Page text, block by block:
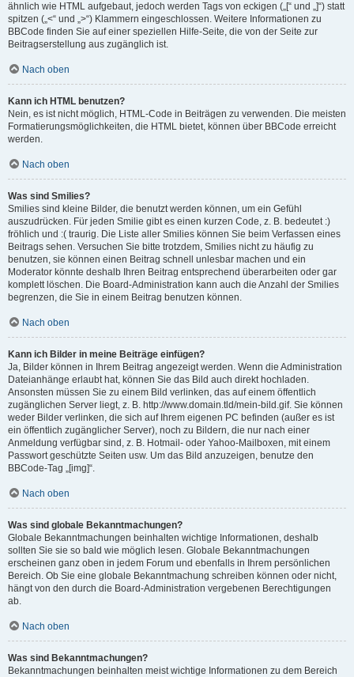
ähnlich wie HTML aufgebaut, jedoch werden Tags von eckigen („[“ und „]“) statt
spitzen („<“ und „>“) Klammern eingeschlossen. Weitere Informationen zu
BBCode finden Sie auf einer speziellen Hilfe-Seite, die von der Seite zur
Beitragserstellung aus zugänglich ist.
Nach oben
Kann ich HTML benutzen?
Nein, es ist nicht möglich, HTML-Code in Beiträgen zu verwenden. Die meisten
Formatierungsmöglichkeiten, die HTML bietet, können über BBCode erreicht
werden.
Nach oben
Was sind Smilies?
Smilies sind kleine Bilder, die benutzt werden können, um ein Gefühl
auszudrücken. Für jeden Smilie gibt es einen kurzen Code, z. B. bedeutet :)
fröhlich und :( traurig. Die Liste aller Smilies können Sie beim Verfassen eines
Beitrags sehen. Versuchen Sie bitte trotzdem, Smilies nicht zu häufig zu
benutzen, sie können einen Beitrag schnell unlesbar machen und ein
Moderator könnte deshalb Ihren Beitrag entsprechend überarbeiten oder gar
komplett löschen. Die Board-Administration kann auch die Anzahl der Smilies
begrenzen, die Sie in einem Beitrag benutzen können.
Nach oben
Kann ich Bilder in meine Beiträge einfügen?
Ja, Bilder können in Ihrem Beitrag angezeigt werden. Wenn die Administration
Dateianhänge erlaubt hat, können Sie das Bild auch direkt hochladen.
Ansonsten müssen Sie zu einem Bild verlinken, das auf einem öffentlich
zugänglichen Server liegt, z. B. http://www.domain.tld/mein-bild.gif. Sie können
weder Bilder verlinken, die sich auf Ihrem eigenen PC befinden (außer es ist
ein öffentlich zugänglicher Server), noch zu Bildern, die nur nach einer
Anmeldung verfügbar sind, z. B. Hotmail- oder Yahoo-Mailboxen, mit einem
Passwort geschützte Seiten usw. Um das Bild anzuzeigen, benutze den
BBCode-Tag „[img]“.
Nach oben
Was sind globale Bekanntmachungen?
Globale Bekanntmachungen beinhalten wichtige Informationen, deshalb
sollten Sie sie so bald wie möglich lesen. Globale Bekanntmachungen
erscheinen ganz oben in jedem Forum und ebenfalls in Ihrem persönlichen
Bereich. Ob Sie eine globale Bekanntmachung schreiben können oder nicht,
hängt von den durch die Board-Administration vergebenen Berechtigungen
ab.
Nach oben
Was sind Bekanntmachungen?
Bekanntmachungen beinhalten meist wichtige Informationen zu dem Bereich